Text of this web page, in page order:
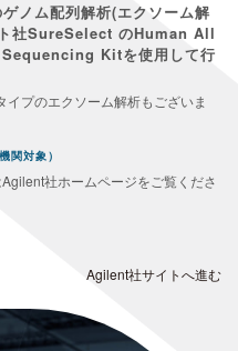
ノム配列解析(エクソーム解
社SureSelect のHuman All
Kitを使用して行
プのエクソーム解析もございま
関対象）
社ホームページをご覧くださ
Agilent社サイトへ進む